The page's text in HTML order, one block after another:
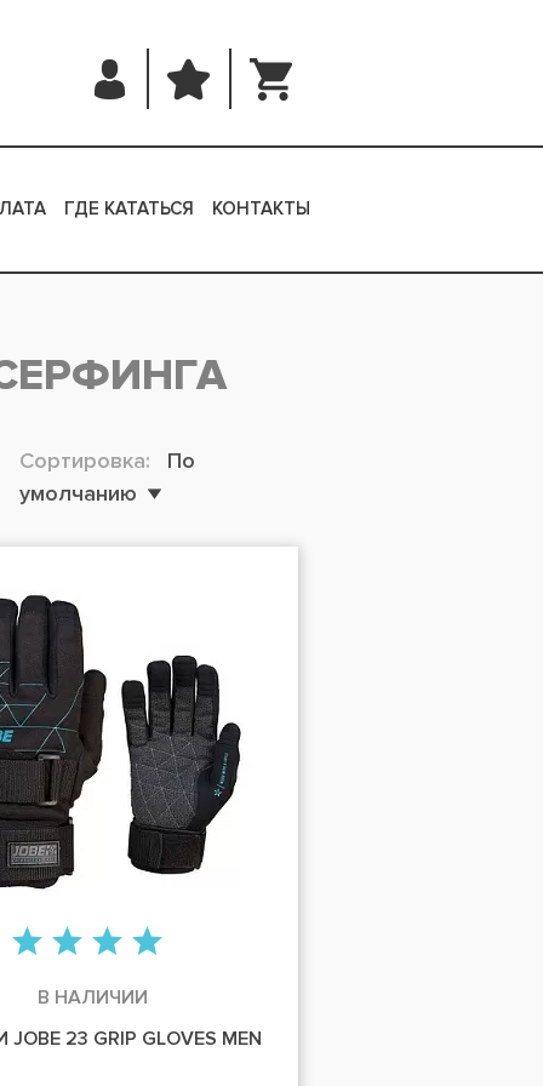
ГДЕ КАТАТЬСЯ КОНТАКТЫ
Сортировка:
По
умолчанию
В НАЛИЧИИ
23 GRIP GLOVES MEN